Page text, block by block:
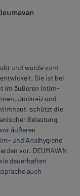
und wurde vom
Sie ist bei
im äußeren Intim-
Juckreiz und
schützt die
Belastung
äußeren
und Analhygiene
vor. DEUMAVAN
dauerhaften
auch